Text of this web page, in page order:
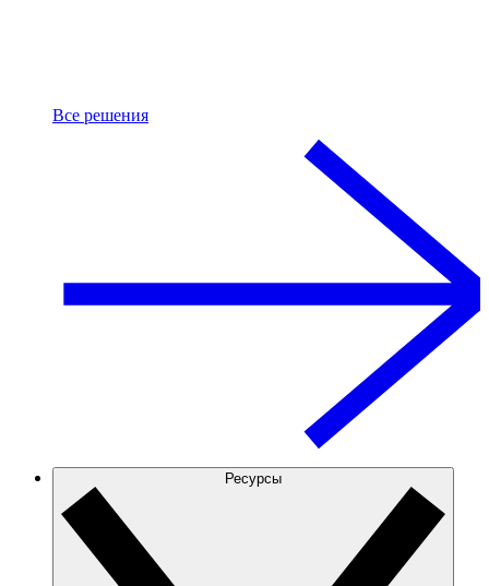
Все решения
Ресурсы